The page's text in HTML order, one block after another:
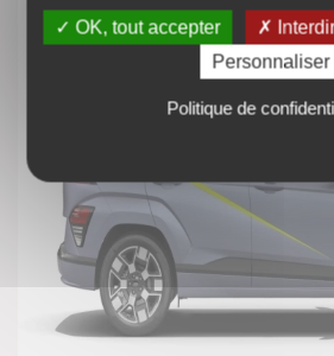
✓ OK, tout accepter
✗
Personnaliser
Politique de